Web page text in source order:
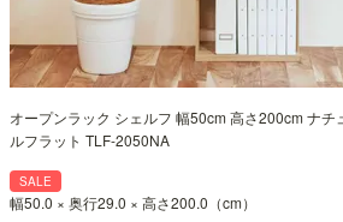
オープンラック シェルフ 幅50cm 高さ200cm ナチ
ルフラット TLF-2050NA
SALE
幅50.0 × 奥行29.0 × 高さ200.0（cm）